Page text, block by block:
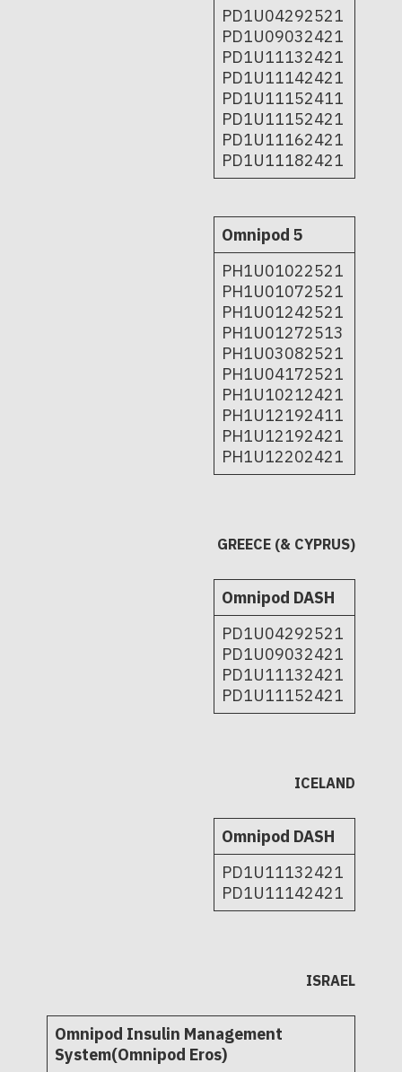
PD1U04292521
PD1U09032421
PD1U11132421
PD1U11142421
PD1U11152411
PD1U11152421
PD1U11162421
PD1U11182421
Omnipod 5
PH1U01022521
PH1U01072521
PH1U01242521
PH1U01272513
PH1U03082521
PH1U04172521
PH1U10212421
PH1U12192411
PH1U12192421
PH1U12202421
GREECE (& CYPRUS)
Omnipod DASH
PD1U04292521
PD1U09032421
PD1U11132421
PD1U11152421
ICELAND
Omnipod DASH
PD1U11132421
PD1U11142421
ISRAEL
Omnipod Insulin Management
System(Omnipod Eros)